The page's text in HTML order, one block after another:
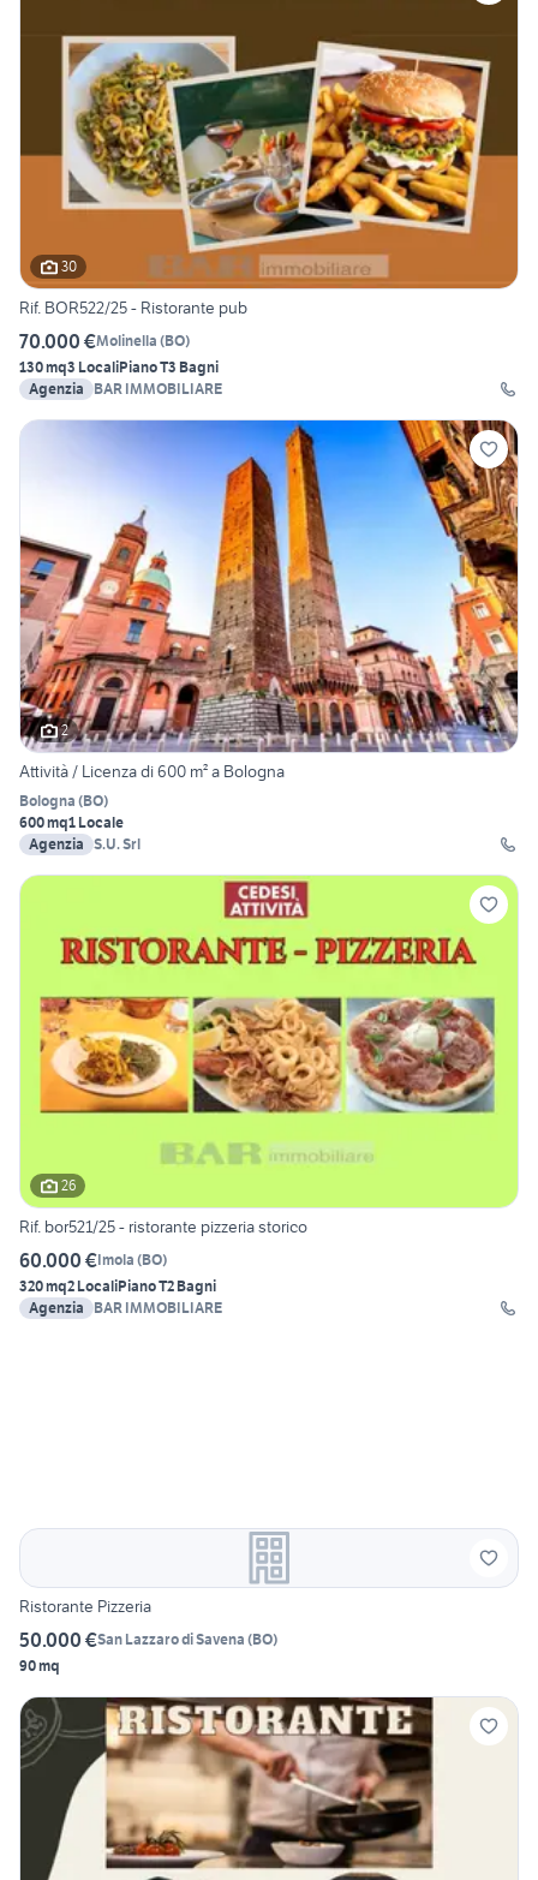
30
Rif. BOR522/25 - Ristorante pub
70.000 €Molinella (BO)
130 mq3 LocaliPiano T3 Bagni
Agenzia
BAR IMMOBILIARE
2
Attività / Licenza di 600 m² a Bologna
Bologna (BO)
600 mq1 Locale
Agenzia S.U. Srl
26
Rif. bor521/25 - ristorante pizzeria storico
60.000 €Imola (BO)
320 mq2 LocaliPiano T2 Bagni
Agenzia
BAR IMMOBILIARE
Ristorante Pizzeria
50.000 €San Lazzaro di Savena (BO)
90 mq